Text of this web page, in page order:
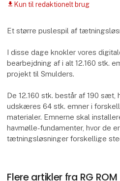
download Kun til redaktionelt brug
Et større puslespil af
I disse dage knokler vores
bearbejdning af i alt 12.160 stk.
projekt til Smulders.
De 12.160 stk. består af 190
udskæres 64 stk. emner i
materialer. Emnerne skal
havmølle-fundamenter, hvor de
tætningsløsninger forskellige
Flere artikler fra RG ROM